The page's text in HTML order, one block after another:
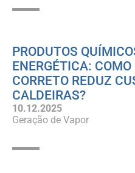
PRODUTOS
ENERGÉTICA:
CORRETO REDUZ
CALDEIRAS?
10.12.2025
Geração de Vapor